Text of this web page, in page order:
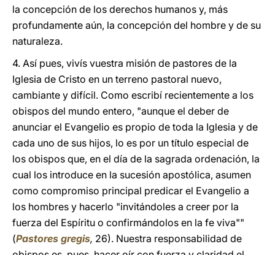
la concepción de los derechos humanos y, más
profundamente aún, la concepción del hombre y de su
naturaleza.
4. Así pues, vivís vuestra misión de pastores de la
Iglesia de Cristo en un terreno pastoral nuevo,
cambiante y difícil. Como escribí recientemente a los
obispos del mundo entero, "aunque el deber de
anunciar el Evangelio es propio de toda la Iglesia y de
cada uno de sus hijos, lo es por un título especial de
los obispos que, en el día de la sagrada ordenación, la
cual los introduce en la sucesión apostólica, asumen
como compromiso principal predicar el Evangelio a
los hombres y hacerlo "invitándoles a creer por la
fuerza del Espíritu o confirmándolos en la fe viva""
(Pastores gregis, 26). Nuestra responsabilidad de